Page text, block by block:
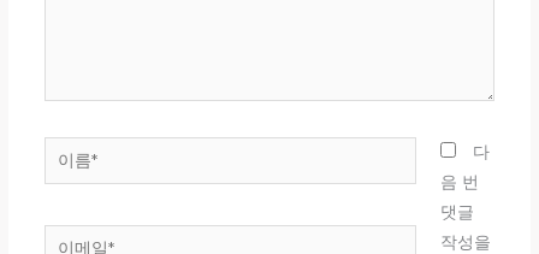
름
다
음 번
댓글
작성을